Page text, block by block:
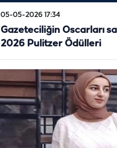
05-05-2026 17:34
Gazeteciliğin Oscarları
2026 Pulitzer Ödülleri